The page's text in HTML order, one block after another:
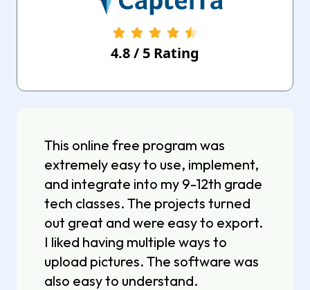
4.8/ 5 Rating
This online free program was
extremely easy to use, implement,
and integrate into my 9-12th grade
tech classes. The projects turned
out great and were easy to export.
I liked having multiple ways to
upload pictures. The software was
also easy to understand.